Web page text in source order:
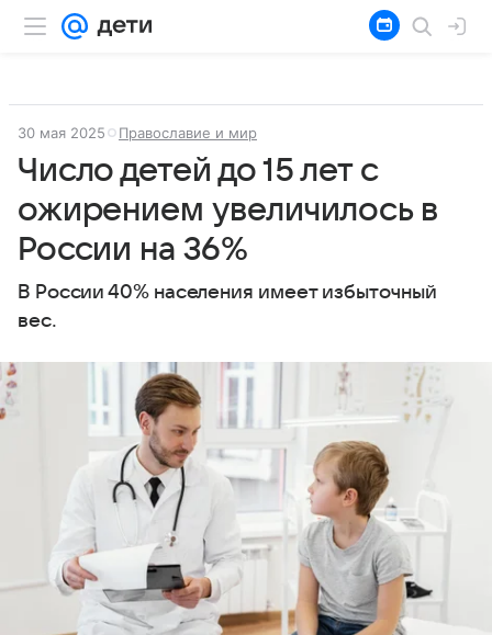
30 мая 2025 Православие и мир
Число детей до 15 лет с
ожирением увеличилось в
России на 36%
В России 40% населения имеет избыточный
вес.